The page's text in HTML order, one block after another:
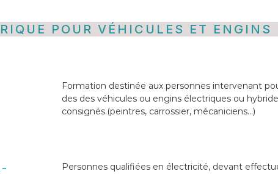
POUR VÉHICULES ET ENGINS
Formation destinée aux personnes intervenant
des des véhicules ou engins électriques ou
consignés.(peintres, carrossier, mécaniciens…)
Personnes qualifiées en électricité, devant